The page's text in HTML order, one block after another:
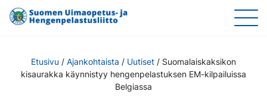
Etusivu / Ajankohtaista / Uutiset / Suomalaiskaksikon
kisaurakka käynnistyy hengenpelastuksen EM-kilpailuissa
Belgiassa